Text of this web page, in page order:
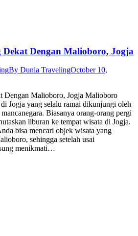
Dekat Dengan Malioboro, Jogja
By Dunia TravelingOctober 10,
Dengan Malioboro, Jogja Malioboro
Jogja yang selalu ramai dikunjungi oleh
Biasanya orang-orang pergi
liburan ke tempat wisata di Jogja.
bisa mencari objek wisata yang
sehingga setelah usai
menikmati…